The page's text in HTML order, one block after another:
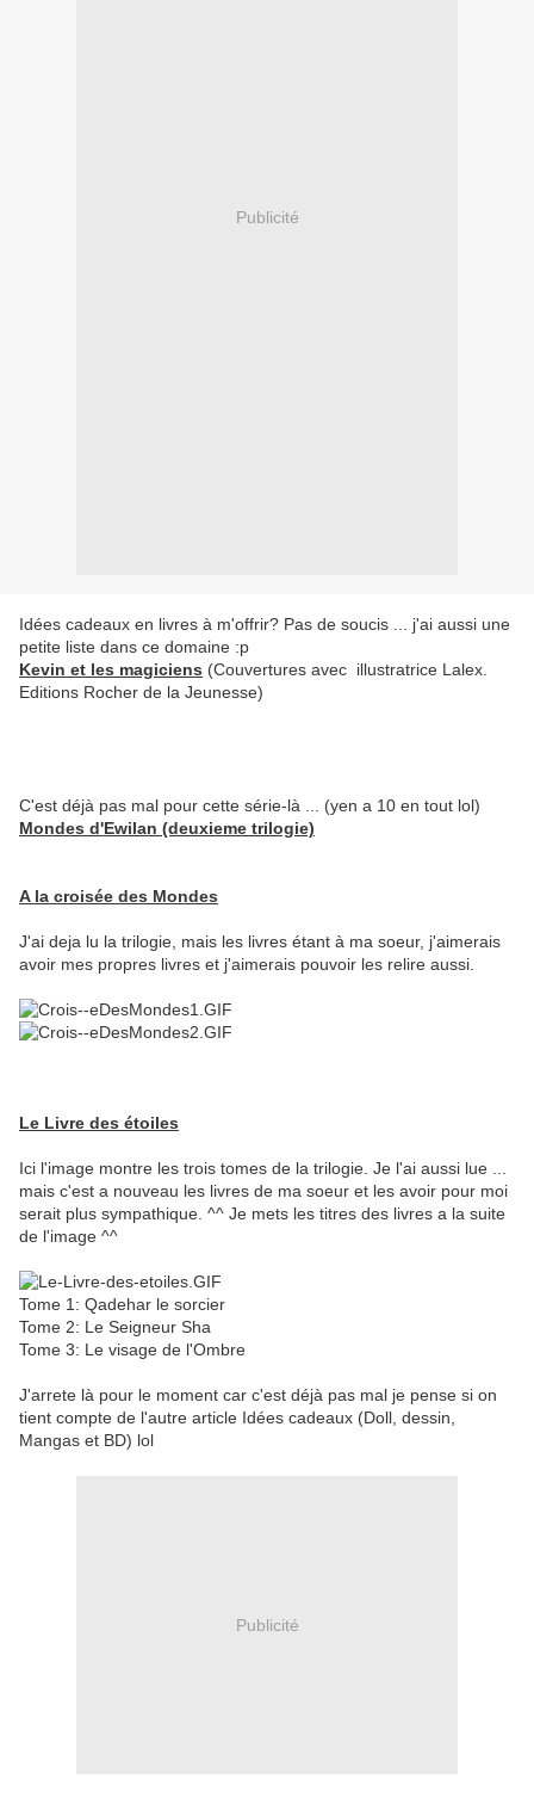
Publicité
Idées cadeaux en livres à m'offrir? Pas de soucis ... j'ai aussi une
petite liste dans ce domaine :p
Kevin et les magiciens (Couvertures avec illustratrice Lalex.
Editions Rocher de la Jeunesse)
C'est déjà pas mal pour cette série-là ... (yen a 10 en tout lol)
Mondes d'Ewilan (deuxieme trilogie)
A la croisée des Mondes
J'ai deja lu la trilogie, mais les livres étant à ma soeur, j'aimerais
avoir mes propres livres et j'aimerais pouvoir les relire aussi.
Le Livre des étoiles
Ici l'image montre les trois tomes de la trilogie. Je l'ai aussi lue ...
mais c'est a nouveau les livres de ma soeur et les avoir pour moi
serait plus sympathique. ^^ Je mets les titres des livres a la suite
de l'image ^^
Tome 1: Qadehar le sorcier
Tome 2: Le Seigneur Sha
Tome 3: Le visage de l'Ombre
J'arrete là pour le moment car c'est déjà pas mal je pense si on
tient compte de l'autre article Idées cadeaux (Doll, dessin,
Mangas et BD) lol
Publicité